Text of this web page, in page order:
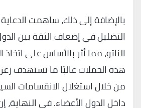
بالإضافة إلى ذلك، ساهمت
التضليل في إضعاف الثقة بين
الناتو، مما أثر بالأساس على
هذه الحملات غالبًا ما تستهدف
من خلال استغلال الانقسامات
داخل الدول الأعضاء. في